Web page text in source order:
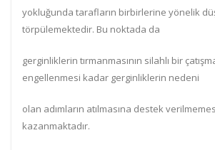
yokluğunda tarafların birbirlerine yönelik
törpülemektedir. Bu noktada da
gerginliklerin tırmanmasının silahlı bir
engellenmesi kadar gerginliklerin nedeni
olan adımların atılmasına destek
kazanmaktadır.